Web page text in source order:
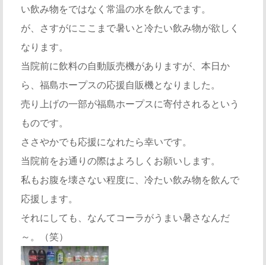
い飲み物をではなく常温の水を飲んでます。
が、さすがにここまで暑いと冷たい飲み物が欲しく
なります。
当院前に飲料の自動販売機がありますが、本日か
ら、福島ホープスの応援自販機となりました。
売り上げの一部が福島ホープスに寄付されるという
ものです。
ささやかでも応援になれたら幸いです。
当院前をお通りの際はよろしくお願いします。
私もお腹を壊さない程度に、冷たい飲み物を飲んで
応援します。
それにしても、なんてコーラがうまい暑さなんだ
～。（笑）